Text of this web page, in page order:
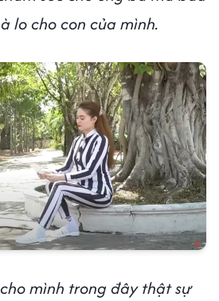
lo cho con của mình.
mình trong đây thật sự